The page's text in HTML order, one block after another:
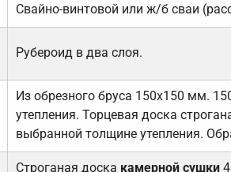
Свайно-винтовой или ж/б сваи
Рубероид в два слоя.
Из обрезного бруса 150х150 мм.
утепления. Торцевая доска
выбранной толщине утепления.
Строганая доска камерной сушки